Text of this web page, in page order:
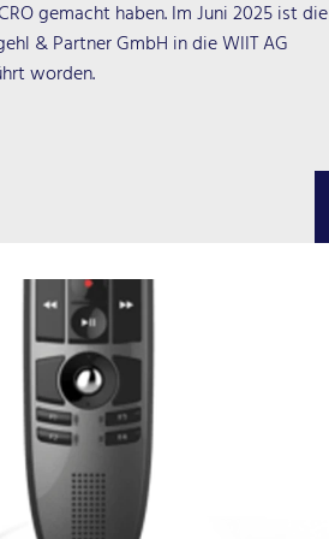
gemacht haben. Im Juni 2025 ist die
& Partner GmbH in die WIIT AG
worden.